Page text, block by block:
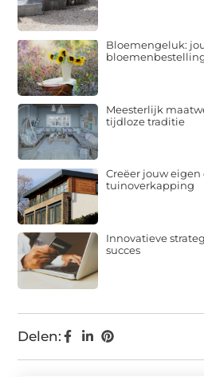
Delen:
Bloemengeluk:
Meesterlijk
tijdloze traditie
Creëer jouw
tuinoverkapping
Innovatieve
succes